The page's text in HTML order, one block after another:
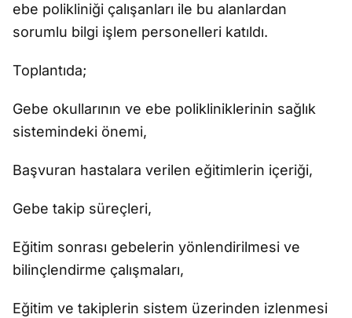
ebe polikliniği çalışanları ile bu alanlardan
sorumlu bilgi işlem personelleri katıldı.
Toplantıda;
Gebe okullarının ve ebe polikliniklerinin sağlık
sistemindeki önemi,
Başvuran hastalara verilen eğitimlerin içeriği,
Gebe takip süreçleri,
Eğitim sonrası gebelerin yönlendirilmesi ve
bilinçlendirme çalışmaları,
Eğitim ve takiplerin sistem üzerinden izlenmesi